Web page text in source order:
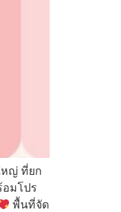
หญ่ ที่ยก
อมโปร
พื้นที่จัด